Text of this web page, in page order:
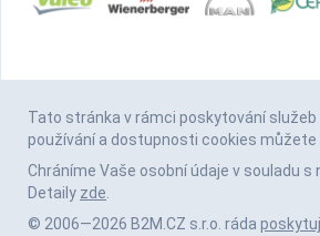
Tato stránka v rámci poskytování služeb
používání a dostupnosti cookies
Chráníme Vaše osobní údaje v souladu s
Detaily zde.
© 2006—2026 B2M.CZ s.r.o. ráda